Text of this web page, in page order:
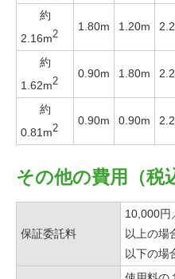
約
2.16m2
1.80m 1.20m
約
1.62m2
0.90m 1.80m
約
0.81m2
0.90m 0.90m
その他の費用（税
保証委託料
10,000
以上の場
以下の場